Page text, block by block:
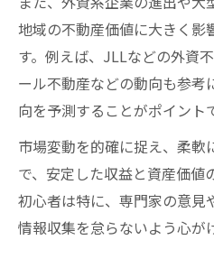
地域の不動産価値に大きく影
す。例えば、JLLなどの外資
ール不動産などの動向も参考
向を予測することがポイント
市場変動を的確に捉え、柔軟
で、安定した収益と資産価値
初心者は特に、専門家の意見
情報収集を怠らないよう心が